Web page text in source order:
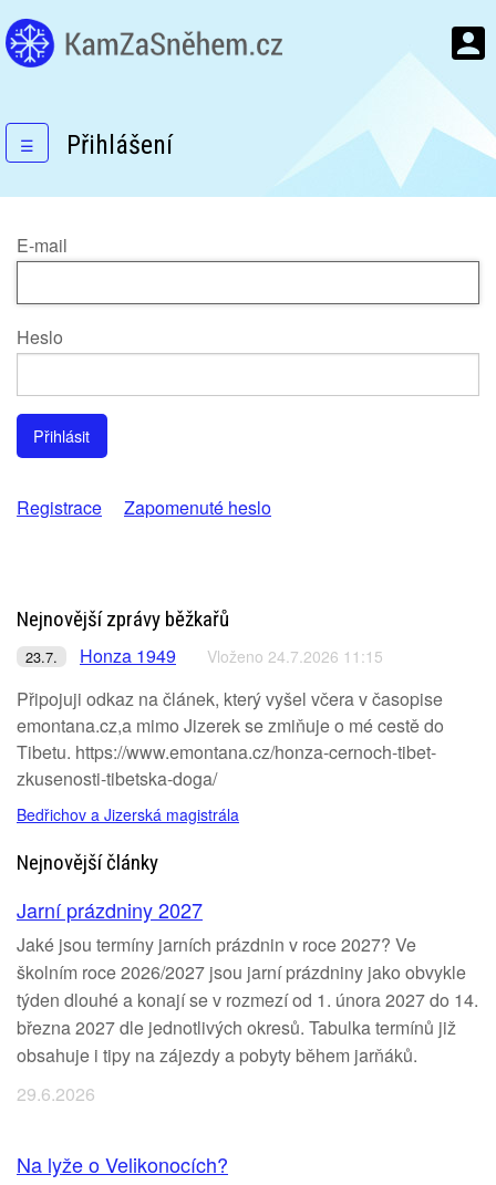
☰ Přihlášení
E-mail
Heslo
Registrace Zapomenuté heslo
Nejnovější zprávy běžkařů
23.7. Honza 1949 Vloženo 24.7.2026 11:15
Připojuji odkaz na článek, který vyšel včera v časopise
emontana.cz,a mimo Jizerek se zmiňuje o mé cestě do
Tibetu. https://www.emontana.cz/honza-cernoch-tibet-
zkusenosti-tibetska-doga/
Bedřichov a Jizerská magistrála
Nejnovější články
Jarní prázdniny 2027
Jaké jsou termíny jarních prázdnin v roce 2027? Ve
školním roce 2026/2027 jsou jarní prázdniny jako obvykle
týden dlouhé a konají se v rozmezí od 1. února 2027 do 14.
března 2027 dle jednotlivých okresů. Tabulka termínů již
obsahuje i tipy na zájezdy a pobyty během jarňáků.
29.6.2026
Na lyže o Velikonocích?